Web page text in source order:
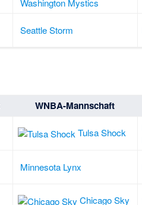
Washington Mystics
Seattle Storm
WNBA-Mannschaft
Tulsa Shock
Minnesota Lynx
Chicago Sky